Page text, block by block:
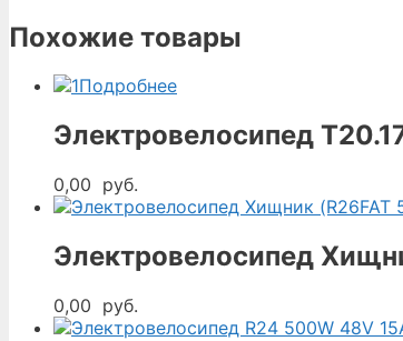
Похожие товары
Подробнее
Электровелосипед
0,00 руб.
Электровелосипед
0,00 руб.